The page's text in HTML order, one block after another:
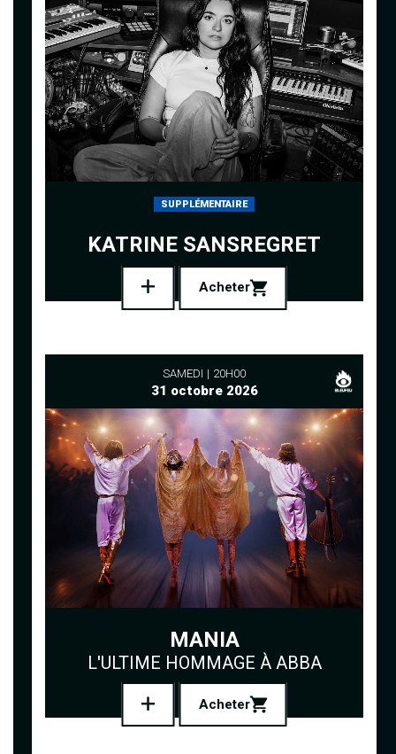
SUPPLÉMENTAIRE
KATRINE SANSREGRET
Acheter
SAMEDI 20H00
31 octobre 2026
MANIA
L'ULTIME HOMMAGE À ABBA
Acheter